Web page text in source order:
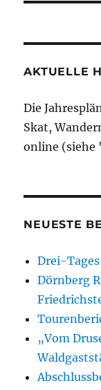
AKTUELLE
Die
Skat,
online (siehe
NEUESTE
Drei-
Dörnberg
„Vom